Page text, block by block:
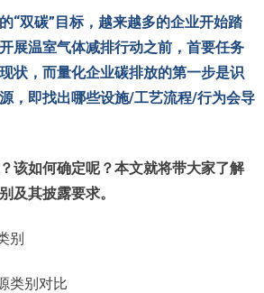
“双碳”目标，越来越多的企业开始踏
展温室气体减排行动之前，首要任务
状，而量化企业碳排放的第一步是识
，即找出哪些设施/工艺流程/行为会导
该如何确定呢？本文就将带大家了解
及其披露要求。
别
类别对比